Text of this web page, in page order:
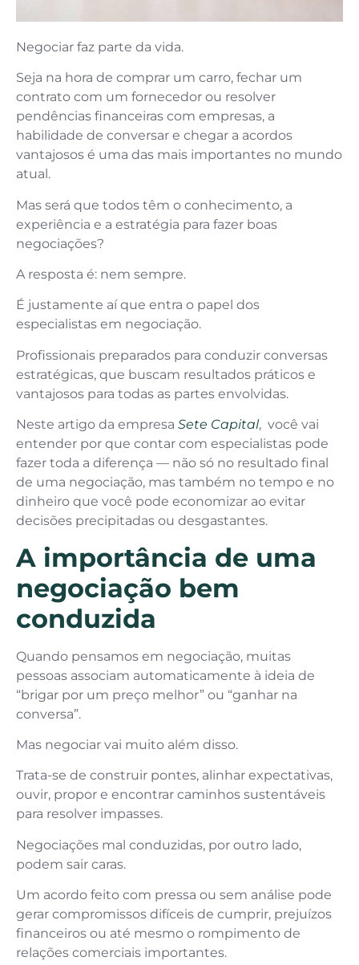
Negociar faz parte da vida.
Seja na hora de comprar um carro, fechar um
contrato com um fornecedor ou resolver
pendências financeiras com empresas, a
habilidade de conversar e chegar a acordos
vantajosos é uma das mais importantes no mundo
atual.
Mas será que todos têm o conhecimento, a
experiência e a estratégia para fazer boas
negociações?
A resposta é: nem sempre.
É justamente aí que entra o papel dos
especialistas em negociação.
Profissionais preparados para conduzir conversas
estratégicas, que buscam resultados práticos e
vantajosos para todas as partes envolvidas.
Neste artigo da empresa Sete Capital, você vai
entender por que contar com especialistas pode
fazer toda a diferença — não só no resultado final
de uma negociação, mas também no tempo e no
dinheiro que você pode economizar ao evitar
decisões precipitadas ou desgastantes.
A importância de uma
negociação bem
conduzida
Quando pensamos em negociação, muitas
pessoas associam automaticamente à ideia de
“brigar por um preço melhor” ou “ganhar na
conversa”.
Mas negociar vai muito além disso.
Trata-se de construir pontes, alinhar expectativas,
ouvir, propor e encontrar caminhos sustentáveis
para resolver impasses.
Negociações mal conduzidas, por outro lado,
podem sair caras.
Um acordo feito com pressa ou sem análise pode
gerar compromissos difíceis de cumprir, prejuízos
financeiros ou até mesmo o rompimento de
relações comerciais importantes.